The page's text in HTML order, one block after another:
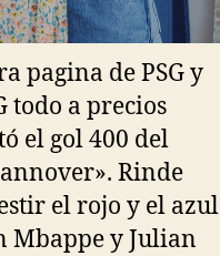
pagina de PSG y
todo a precios
el gol 400 del
Rinde
el rojo y el azul
Mbappe y Julian